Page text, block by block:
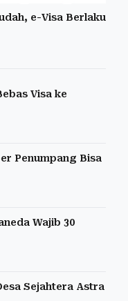
e-Visa Berlaku
Visa ke
Penumpang Bisa
Wajib 30
Sejahtera Astra